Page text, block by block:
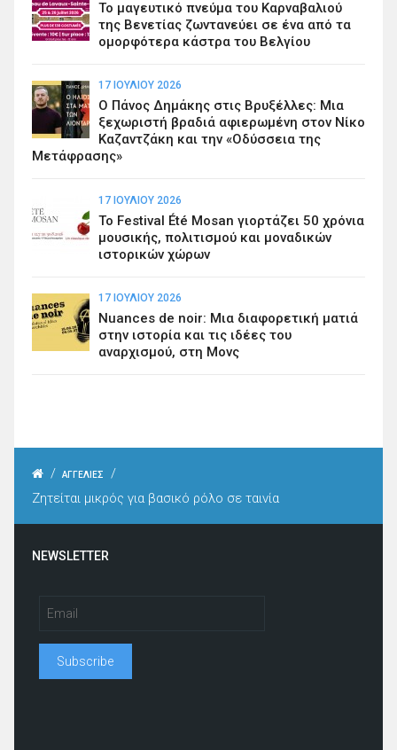
Το μαγευτικό πνεύμα του Καρναβαλιού
της Βενετίας ζωντανεύει σε ένα από τα
ομορφότερα κάστρα του Βελγίου
17 ΙΟΥΛΊΟΥ 2026
Ο Πάνος Δημάκης στις Βρυξέλλες: Μια
ξεχωριστή βραδιά αφιερωμένη στον Νίκο
Καζαντζάκη και την «Οδύσσεια της
Μετάφρασης»
17 ΙΟΥΛΊΟΥ 2026
Το Festival Été Mosan γιορτάζει 50 χρόνια
μουσικής, πολιτισμού και μοναδικών
ιστορικών χώρων
17 ΙΟΥΛΊΟΥ 2026
Nuances de noir: Μια διαφορετική ματιά
στην ιστορία και τις ιδέες του
αναρχισμού, στη Μονς
/ ΑΓΓΕΛΙΕΣ
/
Ζητείται μικρός για βασικό ρόλο σε ταινία
NEWSLETTER